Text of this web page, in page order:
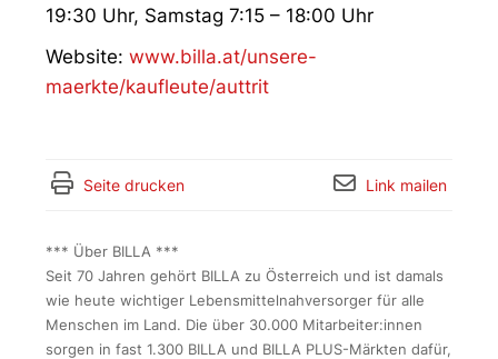
19:30 Uhr, Samstag 7:15 – 18:00 Uhr
Website: www.billa.at/unsere-
maerkte/kaufleute/auttrit
Seite drucken Link mailen
*** Über BILLA ***
Seit 70 Jahren gehört BILLA zu Österreich und ist damals
wie heute wichtiger Lebensmittelnahversorger für alle
Menschen im Land. Die über 30.000 Mitarbeiter:innen
sorgen in fast 1.300 BILLA und BILLA PLUS-Märkten dafür,